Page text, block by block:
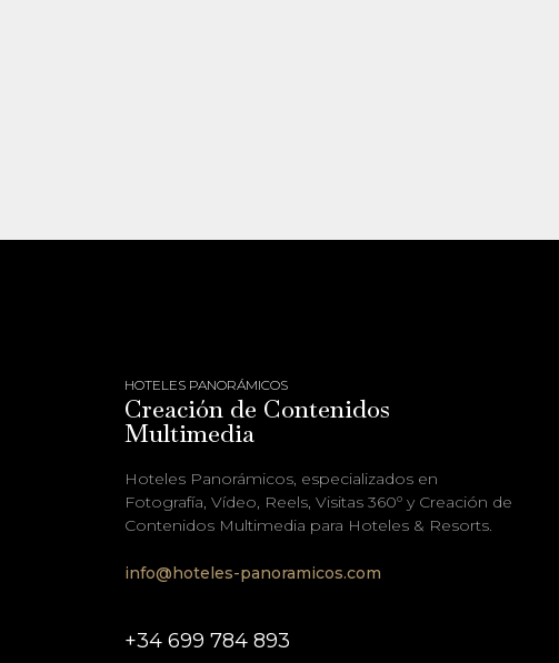
HOTELES PANORÁMICOS
Creación de Contenidos
Multimedia
Hoteles Panorámicos, especializados en
Fotografía, Vídeo, Reels, Visitas 360º y Creación de
Contenidos Multimedia para Hoteles & Resorts.
info@hoteles-panoramicos.com
+34 699 784 893